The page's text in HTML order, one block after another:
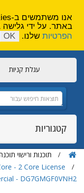
עגלת קניות
קטגוריות
תוכנות ורישוי
- 2 Core License
- DG7GMGF0VNH2
באתר. על ידי
הפרטיות שלנו. OK